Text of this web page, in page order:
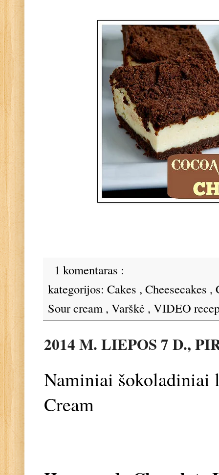
1 komentaras :
kategorijos: Cakes , Cheesecakes ,
Sour cream , Varškė , VIDEO
2014 M. LIEPOS 7 D.,
Naminiai šokoladiniai
Cream